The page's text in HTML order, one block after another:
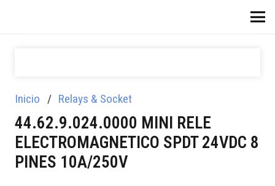
Inicio / Relays & Socket
44.62.9.024.0000 MINI RELE
ELECTROMAGNETICO SPDT 24VDC 8
PINES 10A/250V